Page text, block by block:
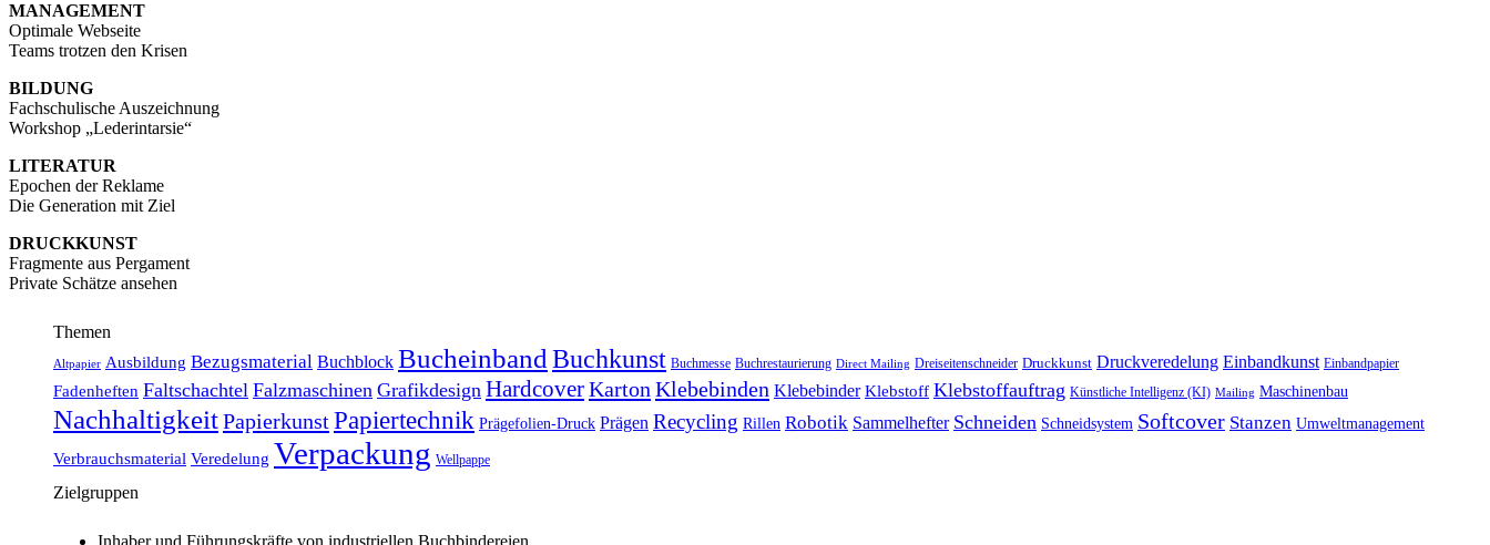
MANAGEMENT
Optimale Webseite
Teams trotzen den Krisen
BILDUNG
Fachschulische Auszeichnung
Workshop „Lederintarsie“
LITERATUR
Epochen der Reklame
Die Generation mit Ziel
DRUCKKUNST
Fragmente aus Pergament
Private Schätze ansehen
Themen
Altpapier Ausbildung Bezugsmaterial Buchblock BucheinbandBuchkunst Buchmesse Buchrestaurierung Direct Mailing Dreiseitenschneider Druckkunst Druckveredelung Einbandkunst Einbandpapier
Fadenheften Faltschachtel Falzmaschinen Grafikdesign HardcoverKartonKlebebinden Klebebinder Klebstoff Klebstoffauftrag Künstliche Intelligenz (KI) Mailing Maschinenbau
NachhaltigkeitPapierkunstPapiertechnik Prägefolien-Druck Prägen Recycling Rillen Robotik Sammelhefter Schneiden Schneidsystem Softcover Stanzen Umweltmanagement
Verbrauchsmaterial Veredelung Verpackung Wellpappe
Zielgruppen